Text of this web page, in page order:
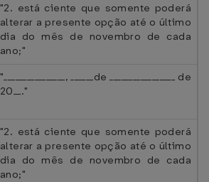
"2. está ciente que somente poderá
alterar a presente opção até o último
dia do mês de novembro de cada
ano;"
"________________, ______de _________________ de
20__."
"2. está ciente que somente poderá
alterar a presente opção até o último
dia do mês de novembro de cada
ano;"